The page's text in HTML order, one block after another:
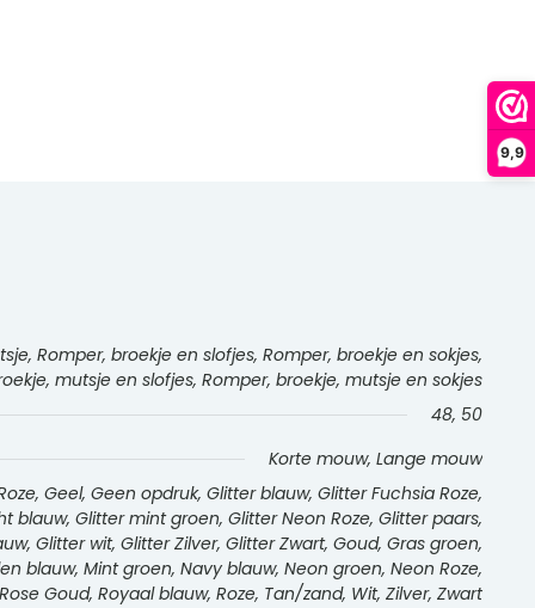
9,9
Romper, broekje en slofjes, Romper, broekje en sokjes,
mutsje en slofjes, Romper, broekje, mutsje en sokjes
48, 50
Korte mouw, Lange mouw
Geel, Geen opdruk, Glitter blauw, Glitter Fuchsia Roze,
blauw, Glitter mint groen, Glitter Neon Roze, Glitter paars,
Glitter wit, Glitter Zilver, Glitter Zwart, Goud, Gras groen,
blauw, Mint groen, Navy blauw, Neon groen, Neon Roze,
Goud, Royaal blauw, Roze, Tan/zand, Wit, Zilver, Zwart